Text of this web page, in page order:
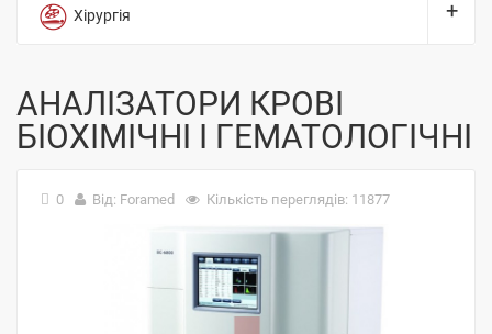
Хірургія
АНАЛІЗАТОРИ КРОВІ
БІОХІМІЧНІ І ГЕМАТОЛОГІЧНІ
0 Від: Foramed Кількість переглядів: 11877